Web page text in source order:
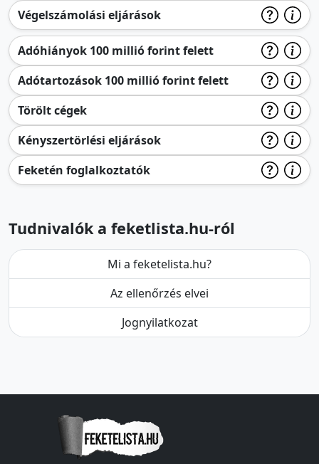
Végelszámolási eljárások
Adóhiányok 100 millió forint felett
Adótartozások 100 millió forint felett
Törölt cégek
Kényszertörlési eljárások
Feketén foglalkoztatók
Tudnivalók a feketlista.hu-ról
Mi a feketelista.hu?
Az ellenőrzés elvei
Jognyilatkozat